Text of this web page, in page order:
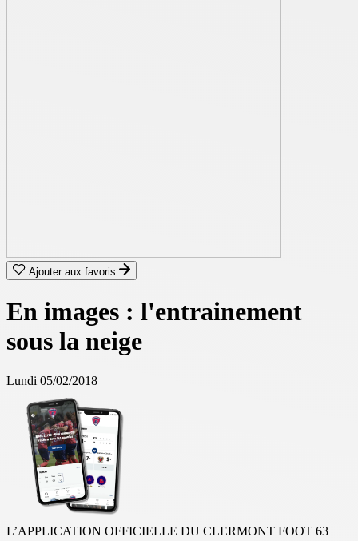
Ajouter aux favoris
En images : l'entrainement
sous la neige
Lundi 05/02/2018
L’APPLICATION OFFICIELLE DU CLERMONT FOOT 63